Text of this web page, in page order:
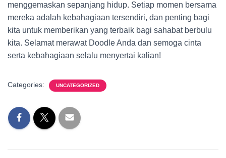
menggemaskan sepanjang hidup. Setiap momen bersama
mereka adalah kebahagiaan tersendiri, dan penting bagi
kita untuk memberikan yang terbaik bagi sahabat berbulu
kita. Selamat merawat Doodle Anda dan semoga cinta
serta kebahagiaan selalu menyertai kalian!
Categories: UNCATEGORIZED